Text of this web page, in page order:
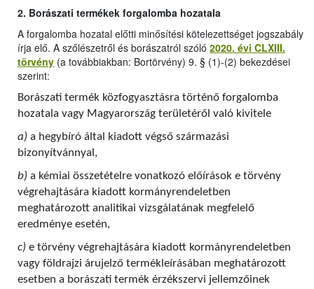
2. Borászati termékek forgalomba hozatala
A forgalomba hozatal előtti minősítési kötelezettséget jogszabály
írja elő. A szőlészetről és borászatról szóló 2020. évi CLXIII.
törvény (a továbbiakban: Bortörvény) 9. § (1)-(2) bekezdései
szerint:
Borászati termék közfogyasztásra történő forgalomba
hozatala vagy Magyarország területéről való kivitele
a) a hegybíró által kiadott végső származási
bizonyítvánnyal,
b) a kémiai összetételre vonatkozó előírások e törvény
végrehajtására kiadott kormányrendeletben
meghatározott analitikai vizsgálatának megfelelő
eredménye esetén,
c) e törvény végrehajtására kiadott kormányrendeletben
vagy földrajzi árujelző termékleírásában meghatározott
esetben a borászati termék érzékszervi jellemzőinek